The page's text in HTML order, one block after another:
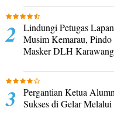
Lindungi Petugas
Musim Kemarau,
Masker DLH Karawang
Pergantian Ketua
Sukses di Gelar